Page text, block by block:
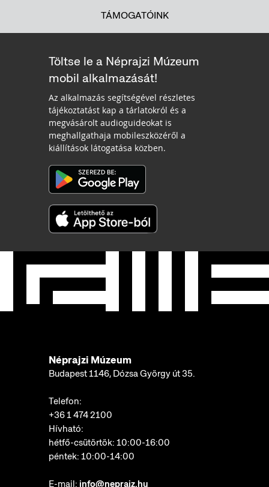
TÁMOGATÓINK
Töltse le a Néprajzi Múzeum
mobil alkalmazását!
Az alkalmazás segítségével részletes
tájékoztatást kap a tárlatokról és a
megvásárolt audioguideokat is
meghallgathaja mobileszközéről a
kiállítások látogatása közben.
Néprajzi Múzeum
Budapest 1146, Dózsa György út 35.
Telefon:
+36 1 474 2100
Hívható:
hétfő-csütörtök: 10:00-16:00
péntek: 10:00-14:00
E-mail: info@neprajz.hu